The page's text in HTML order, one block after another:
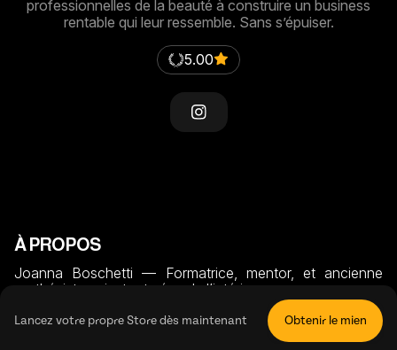
professionnelles de la beauté à construire un business
rentable qui leur ressemble. Sans s’épuiser.
5.00
À PROPOS
Joanna Boschetti — Formatrice, mentor, et ancienne
prothésiste qui a tout vécu de l’intérieur.
Depuis plus de 20 ans dans l’onglerie et 5 ans dans la
formation, j’accompagne les professionnelles de la beauté
à construire un business rentable qui leur ressemble —
Lancez votre propre Store dès maintenant Obtenir le mien